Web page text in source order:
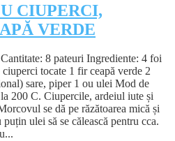
CIUPERCI,
VERDE
8 pateuri Ingrediente: 4 foi
tocate 1 fir ceapă verde 2
sare, piper 1 ou ulei Mod de
200 C. Ciupercile, ardeiul iute și
se dă pe răzătoarea mică și
ulei să se călească pentru cca.